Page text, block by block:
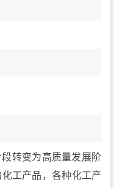
转变为高质量发展阶
工产品，各种化工产